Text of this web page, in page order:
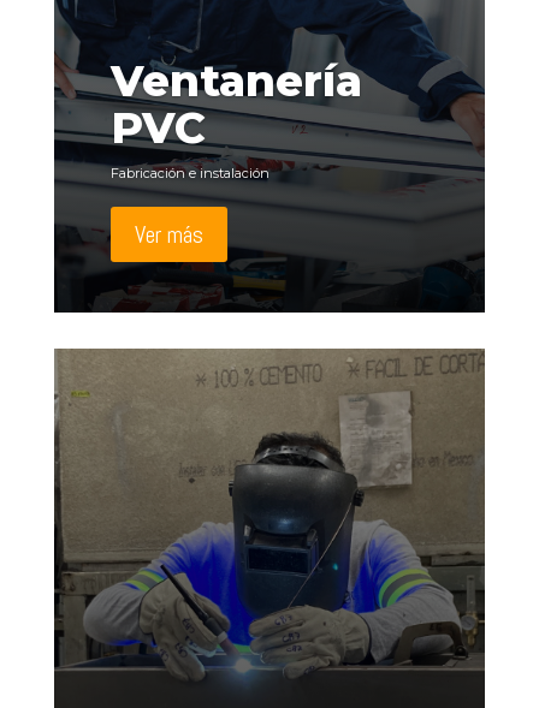
Ventanería
PVC
Fabricación e instalación
Ver más